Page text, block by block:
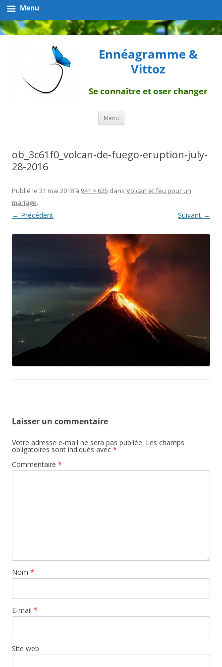
Ennéagramme &
Vittoz
Se connaître et oser changer
Menu Aller
contenu
ob_3c61f0_volcan-de-fuego-eruption-july-
28-2016
Publié le 31 mai 2018 à 941 × 625 dans Volcan et feu pour un
mariage.
← Précédent Suivant →
Laisser un commentaire
Votre adresse e-mail ne sera pas publiée. Les champs
obligatoires sont indiqués avec *
Commentaire *
Nom *
E-mail *
Site web
Menu